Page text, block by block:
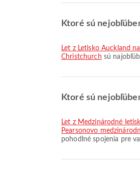
Ktoré sú
let z Letisko Auckland
Christchurch sú
Ktoré sú
let z Medzinárodné
Pearsonovo
pohodlné spojenia pre